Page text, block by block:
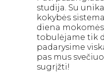
studija. Su
kokybės
diena
tobulėjame tik
padarysime
pas mus
sugrįžti!